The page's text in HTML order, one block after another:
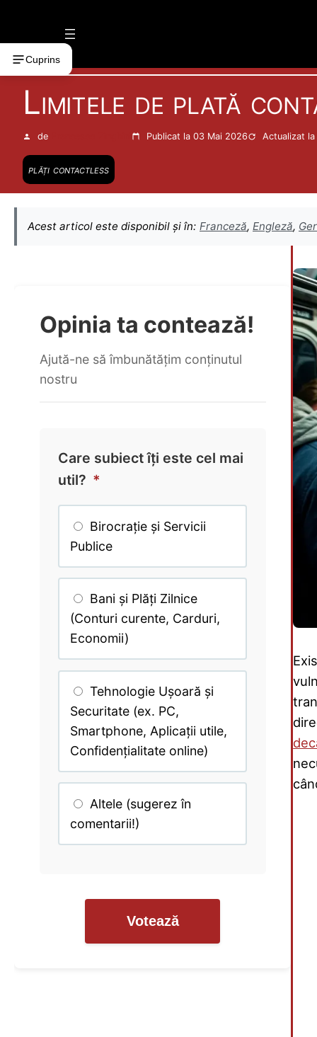
Limitele de plată
de Publicat la 03 Mai 2026 Actualizat
plăți contactless
Acest articol este disponibil și în: Franceză, Engleză,
Opinia ta contează!
Ajută-ne să îmbunătățim conținutul
nostru
Care subiect îți este cel mai
util? *
Birocrație și Servicii
Publice
Bani și Plăți Zilnice
(Conturi curente, Carduri,
Economii)
Tehnologie Ușoară și
Securitate (ex. PC,
Smartphone, Aplicații utile,
Confidențialitate online)
Altele (sugerez în
comentarii!)
Votează
Cuprins